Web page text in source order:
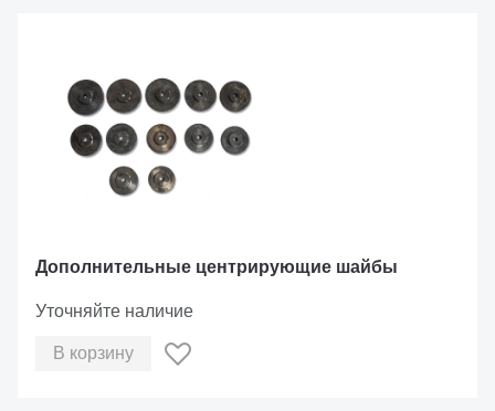
Дополнительные центрирующие шайбы
Уточняйте наличие
В корзину